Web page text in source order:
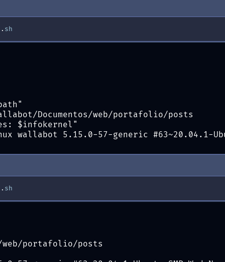
. sh
Documentos/web/portafolio/posts
$infokernel"
5.15.0-57-generic #63~20.04.1-
. sh
web/portafolio/posts